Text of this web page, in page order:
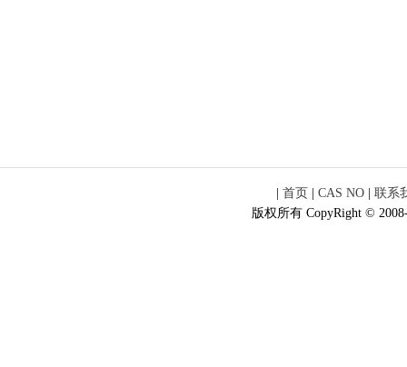
首页 CAS NO
联系
版权所有 CopyRight ©